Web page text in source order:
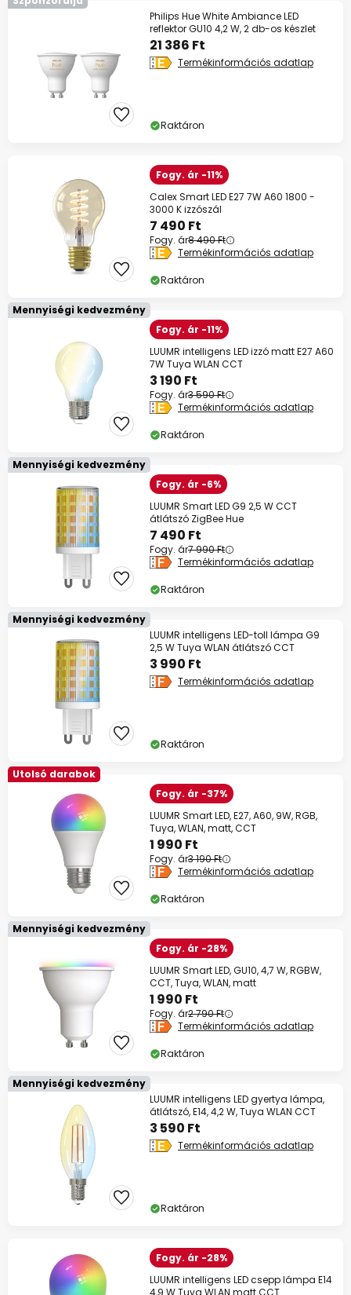
Philips Hue White Ambiance LED
reflektor GU10 4,2 W, 2 db-os készlet
21 386 Ft
Termékinformációs adatlap
Raktáron
Fogy. ár -11%
Calex Smart LED E27 7W A60 1800 -
3000 K izzószál
7 490 Ft
Fogy. ár8 490 Ft
Termékinformációs adatlap
Raktáron
Mennyiségi kedvezmény
Fogy. ár -11%
LUUMR intelligens LED izzó matt E27 A60
7W Tuya WLAN CCT
3 190 Ft
Fogy. ár3 590 Ft
Termékinformációs adatlap
Raktáron
Mennyiségi kedvezmény
Fogy. ár -6%
LUUMR Smart LED G9 2,5 W CCT
átlátszó ZigBee Hue
7 490 Ft
Fogy. ár7 990 Ft
Termékinformációs adatlap
Raktáron
Mennyiségi kedvezmény
LUUMR intelligens LED-toll lámpa G9
2,5 W Tuya WLAN átlátszó CCT
3 990 Ft
Termékinformációs adatlap
Raktáron
Utolsó darabok
Fogy. ár -37%
LUUMR Smart LED, E27, A60, 9W, RGB,
Tuya, WLAN, matt, CCT
1 990 Ft
Fogy. ár3 190 Ft
Termékinformációs adatlap
Raktáron
Mennyiségi kedvezmény
Fogy. ár -28%
LUUMR Smart LED, GU10, 4,7 W, RGBW,
CCT, Tuya, WLAN, matt
1 990 Ft
Fogy. ár2 790 Ft
Termékinformációs adatlap
Raktáron
Mennyiségi kedvezmény
LUUMR intelligens LED gyertya lámpa,
átlátszó, E14, 4,2 W, Tuya WLAN CCT
3 590 Ft
Termékinformációs adatlap
Raktáron
Fogy. ár -28%
LUUMR intelligens LED csepp lámpa E14